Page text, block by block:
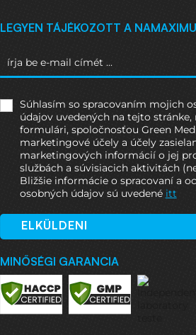
LEGYEN TÁJÉKOZOTT A
Súhlasím so spracovaním mojich
údajov uvedených na tejto
formulári, spoločnosťou Green
marketingové účely a účely
marketingových informácií o jej
službách a súvisiacich aktivitách
Bližšie informácie o spracovaní a
osobných údajov sú uvedené itt
ELKÜLDENI
MINŐSÉGI GARANCIA